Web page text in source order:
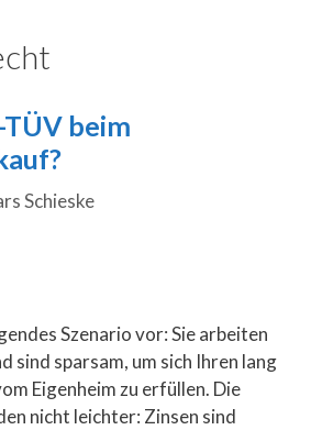
beim
Schieske
Szenario vor: Sie arbeiten
sind sparsam, um sich Ihren lang
Eigenheim zu erfüllen. Die
nicht leichter: Zinsen sind